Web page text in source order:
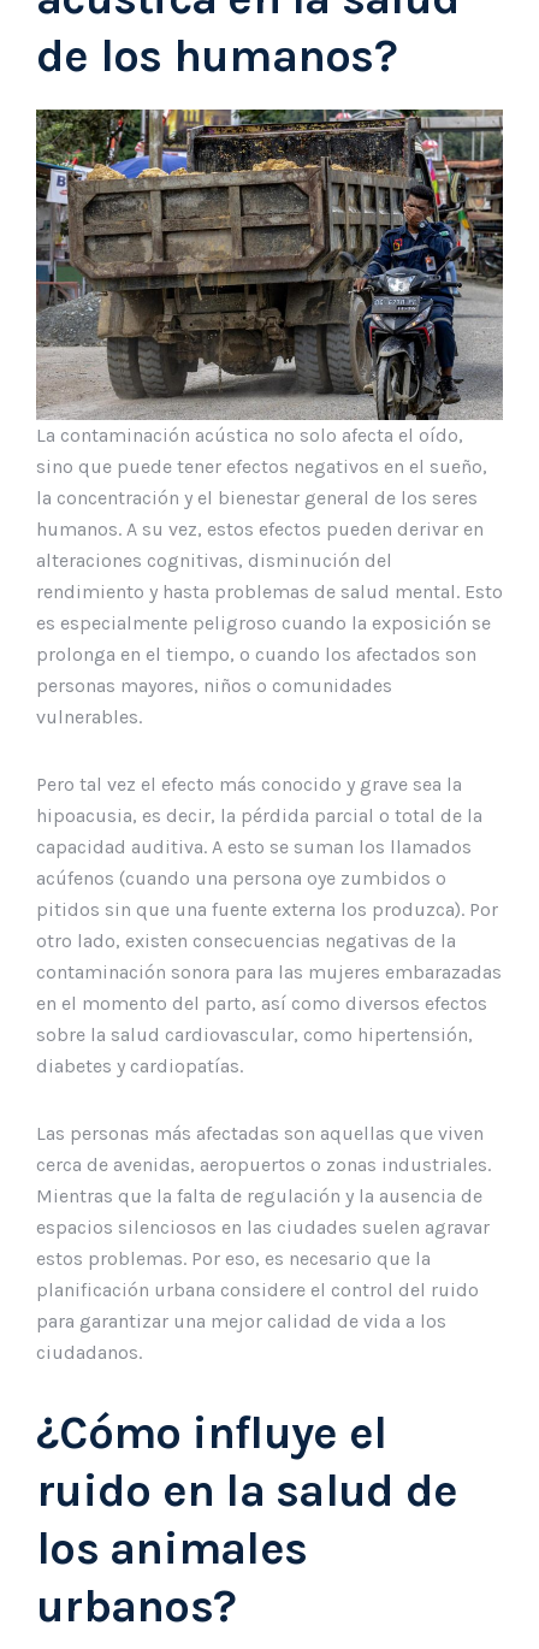
de los humanos?
La contaminación acústica no solo afecta el oído,
sino que puede tener efectos negativos en el sueño,
la concentración y el bienestar general de los seres
humanos. A su vez, estos efectos pueden derivar en
alteraciones cognitivas, disminución del
rendimiento y hasta problemas de salud mental. Esto
es especialmente peligroso cuando la exposición se
prolonga en el tiempo, o cuando los afectados son
personas mayores, niños o comunidades
vulnerables.
Pero tal vez el efecto más conocido y grave sea la
hipoacusia, es decir, la pérdida parcial o total de la
capacidad auditiva. A esto se suman los llamados
acúfenos (cuando una persona oye zumbidos o
pitidos sin que una fuente externa los produzca). Por
otro lado, existen consecuencias negativas de la
contaminación sonora para las mujeres embarazadas
en el momento del parto, así como diversos efectos
sobre la salud cardiovascular, como hipertensión,
diabetes y cardiopatías.
Las personas más afectadas son aquellas que viven
cerca de avenidas, aeropuertos o zonas industriales.
Mientras que la falta de regulación y la ausencia de
espacios silenciosos en las ciudades suelen agravar
estos problemas. Por eso, es necesario que la
planificación urbana considere el control del ruido
para garantizar una mejor calidad de vida a los
ciudadanos.
¿Cómo influye el
ruido en la salud de
los animales
urbanos?